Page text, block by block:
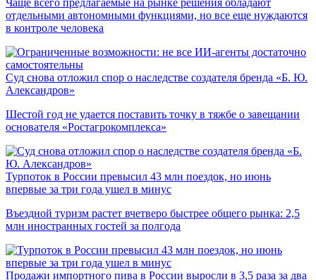
Чаще всего предлагаемые на рынке решения обладают
отдельными автономными функциями, но все еще нуждаются
в контроле человека
Суд снова отложил спор о наследстве создателя бренда «Б. Ю.
Александров»
Шестой год не удается поставить точку в тяжбе о завещании
основателя «Ростагрокомплекса»
Турпоток в России превысил 43 млн поездок, но июнь
впервые за три года ушел в минус
Въездной туризм растет вчетверо быстрее общего рынка: 2,5
млн иностранных гостей за полгода
Продажи импортного пива в России выросли в 3,5 раза за два